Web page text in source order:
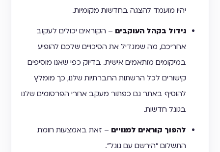
יהיו מועמד להצגה בחדשות מקומיות.
גידול בקהל העוקבים – הקוראים יכולים לעקוב
אחריכם, מה שמגדיל את הסיכויים שלכם להופיע
במיקומים מותאמים אישית. בדיוק כפי שאנו מוסיפים
קישורים לכל הרשתות החברתיות שלנו, כך מומלץ
להוסיף באתר גם כפתור מעקב אחרי הפרסומים שלנו
בגוגל חדשות.
להפוך קוראים למנויים – זאת באמצעות חומת
התשלום "הירשם עם גוגל".